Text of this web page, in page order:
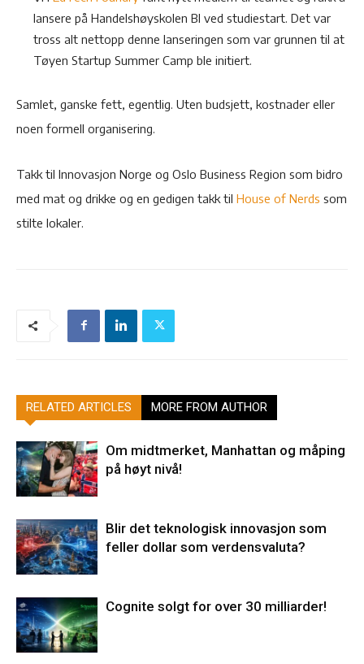
lansere på Handelshøyskolen BI ved studiestart. Det var
tross alt nettopp denne lanseringen som var grunnen til at
Tøyen Startup Summer Camp ble initiert.
Samlet, ganske fett, egentlig. Uten budsjett, kostnader eller
noen formell organisering.
Takk til Innovasjon Norge og Oslo Business Region som bidro
med mat og drikke og en gedigen takk til House of Nerds som
stilte lokaler.
RELATED ARTICLES MORE FROM AUTHOR
Om midtmerket, Manhattan og måping
på høyt nivå!
Blir det teknologisk innovasjon som
feller dollar som verdensvaluta?
Cognite solgt for over 30 milliarder!